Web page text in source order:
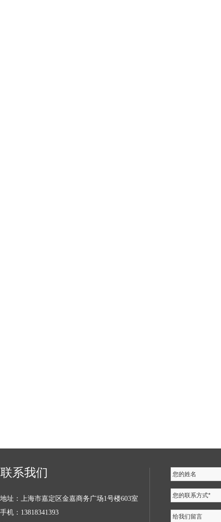
您的姓名
您的联系方式*
给我们留言
联系我们
地址：上海市嘉定区金嘉商务广场1号楼603室
手机：13818341393